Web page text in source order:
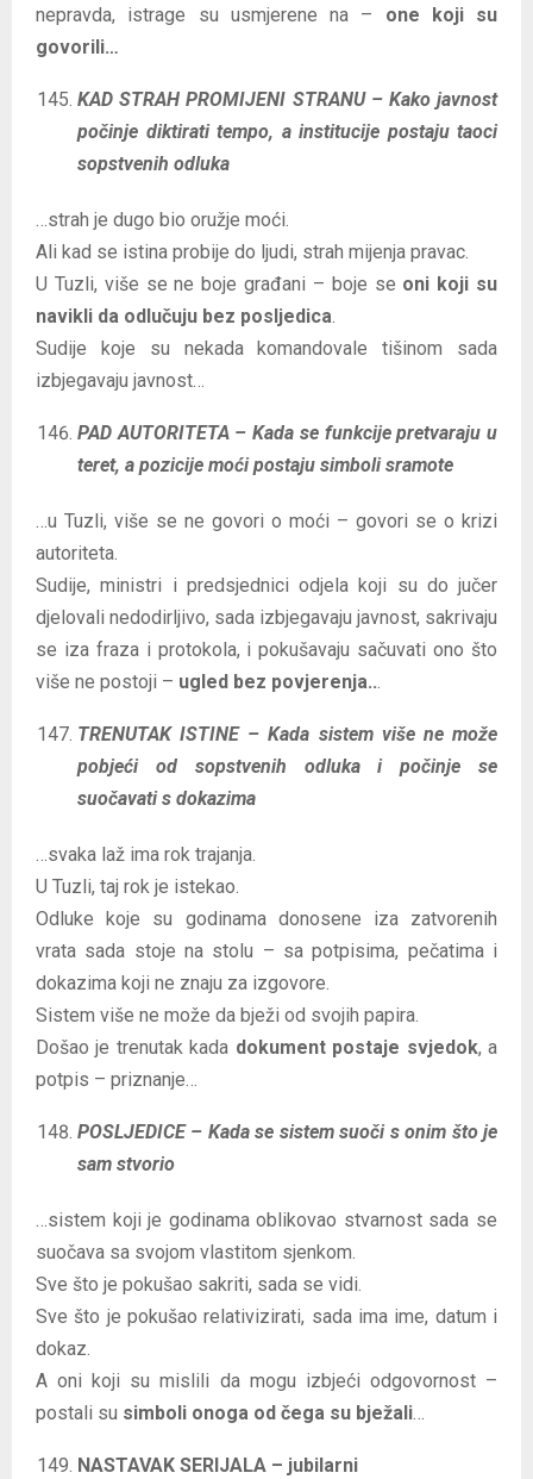
nepravda, istrage su usmjerene na – one koji su
govorili…
KAD STRAH PROMIJENI STRANU – Kako javnost
počinje diktirati tempo, a institucije postaju taoci
sopstvenih odluka
…strah je dugo bio oružje moći.
Ali kad se istina probije do ljudi, strah mijenja pravac.
U Tuzli, više se ne boje građani – boje se oni koji su
navikli da odlučuju bez posljedica
Sudije koje su nekada komandovale tišinom sada
izbjegavaju javnost…
PAD AUTORITETA – Kada se funkcije pretvaraju u
teret, a pozicije moći postaju simboli sramote
…u Tuzli, više se ne govori o moći – govori se o krizi
autoriteta.
Sudije, ministri i predsjednici odjela koji su do jučer
djelovali nedodirljivo, sada izbjegavaju javnost, sakrivaju
se iza fraza i protokola, i pokušavaju sačuvati ono što
više ne postoji – ugled bez povjerenja..
TRENUTAK ISTINE – Kada sistem više ne može
pobjeći od sopstvenih odluka i počinje se
suočavati s dokazima
…svaka laž ima rok trajanja.
U Tuzli, taj rok je istekao.
Odluke koje su godinama donosene iza zatvorenih
vrata sada stoje na stolu – sa potpisima, pečatima i
dokazima koji ne znaju za izgovore.
Sistem više ne može da bježi od svojih papira.
Došao je trenutak kada dokument postaje svjedok, a
potpis – priznanje…
POSLJEDICE – Kada se sistem suoči s onim što je
sam stvorio
…sistem koji je godinama oblikovao stvarnost sada se
suočava sa svojom vlastitom sjenkom.
Sve što je pokušao sakriti, sada se vidi.
Sve što je pokušao relativizirati, sada ima ime, datum i
dokaz.
A oni koji su mislili da mogu izbjeći odgovornost –
postali su simboli onoga od čega su bježali
NASTAVAK SERIJALA – jubilarni